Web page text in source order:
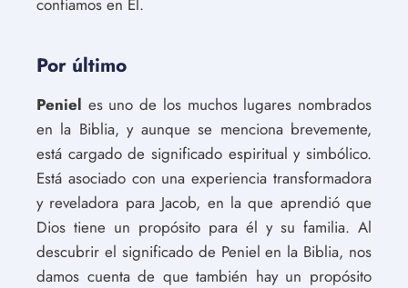
Por último
Peniel es uno de los muchos lugares nombrados
en la Biblia, y aunque se menciona brevemente,
está cargado de significado espiritual y simbólico.
Está asociado con una experiencia transformadora
y reveladora para Jacob, en la que aprendió que
Dios tiene un propósito para él y su familia. Al
descubrir el significado de Peniel en la Biblia, nos
damos cuenta de que también hay un propósito